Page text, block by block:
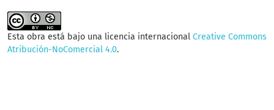
Esta obra está bajo una licencia internacional Creative Commons
Atribución-NoComercial 4.0.